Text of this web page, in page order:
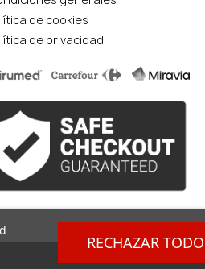
de cookies
de privacidad
RECHAZAR TODO